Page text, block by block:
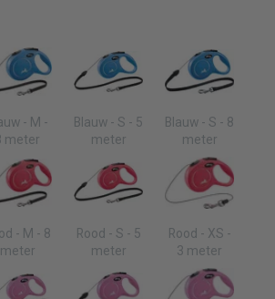
- M -
meter
Blauw - S - 5
meter
Blauw - S - 8
meter
- M - 8
meter
Rood - S - 5
meter
Rood - XS -
3 meter